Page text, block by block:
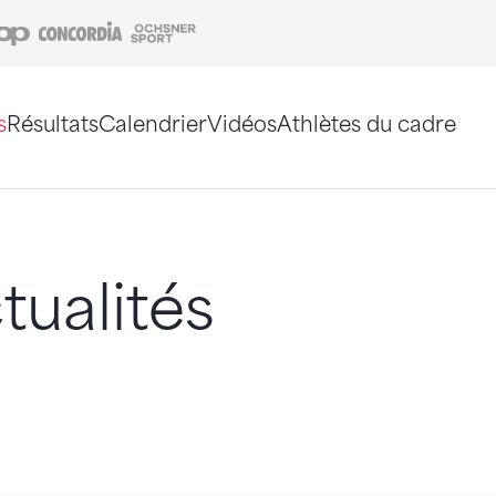
Coop Concordia
RésultatsCalendrierVidéosAthlètes du cadre